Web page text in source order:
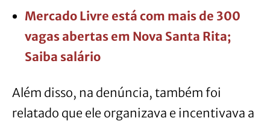
Mercado Livre está com mais de 300
vagas abertas em Nova Santa Rita;
Saiba salário
Além disso, na denúncia, também foi
relatado que ele organizava e incentivava a